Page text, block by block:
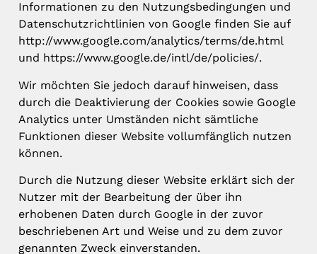
Informationen zu den Nutzungsbedingungen und
Datenschutzrichtlinien von Google finden Sie auf
http://www.google.com/analytics/terms/de.html
und https://www.google.de/intl/de/policies/.
Wir möchten Sie jedoch darauf hinweisen, dass
durch die Deaktivierung der Cookies sowie Google
Analytics unter Umständen nicht sämtliche
Funktionen dieser Website vollumfänglich nutzen
können.
Durch die Nutzung dieser Website erklärt sich der
Nutzer mit der Bearbeitung der über ihn
erhobenen Daten durch Google in der zuvor
beschriebenen Art und Weise und zu dem zuvor
genannten Zweck einverstanden.